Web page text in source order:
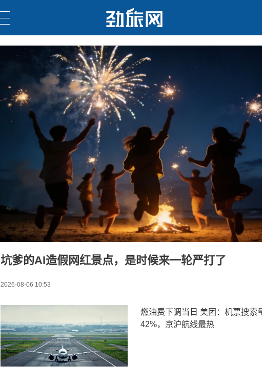
坑爹的AI造假网红景点，是时候来一轮严打了
2026-08-06 10:53
燃油费下调当日 美团：机票搜索
42%，京沪航线最热